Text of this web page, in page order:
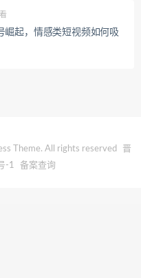
崛起，情感类短视频如何吸
Theme. All rights reserved
晋
-1
备案查询